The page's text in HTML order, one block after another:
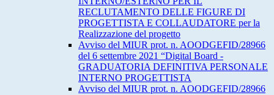
RECLUTAMENTO DELLE FIGURE DI
PROGETTISTA E COLLAUDATORE per la
Realizzazione del progetto
Avviso del MIUR prot. n. AOODGEFID/28966
del 6 settembre 2021 “Digital Board -
GRADUATORIA DEFINITIVA PERSONALE
INTERNO PROGETTISTA
Avviso del MIUR prot. n. AOODGEFID/28966